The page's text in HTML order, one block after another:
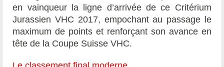
en vainqueur la ligne d’arrivée de ce Critérium
Jurassien VHC 2017, empochant au passage le
maximum de points et renforçant son avance en
tête de la Coupe Suisse VHC.